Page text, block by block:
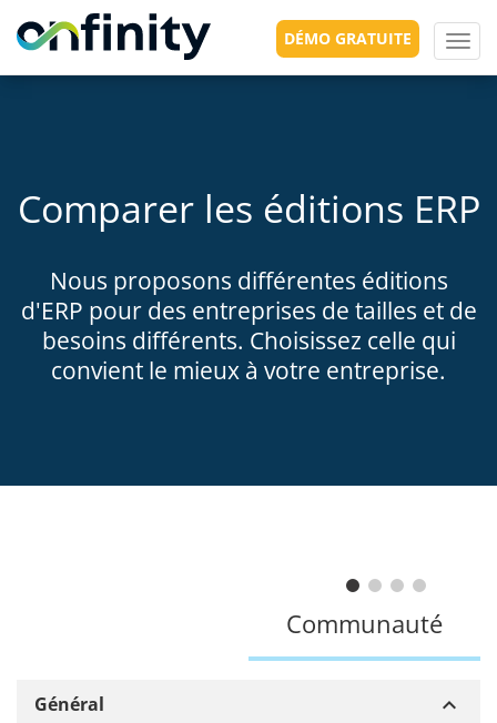
DÉMO GRATUITE
Comparer les éditions ERP
Nous proposons différentes éditions
d'ERP pour des entreprises de tailles et de
besoins différents. Choisissez celle qui
convient le mieux à votre entreprise.
Communauté
Général keyboard_arrow_down